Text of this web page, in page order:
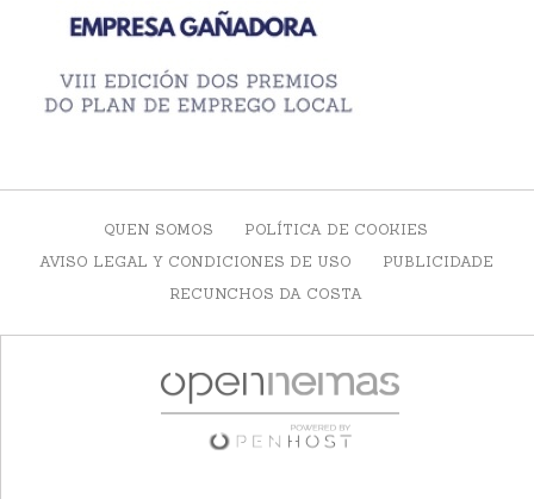
QUEN SOMOS
POLÍTICA DE COOKIES
AVISO LEGAL Y CONDICIONES DE USO
PUBLICIDADE
RECUNCHOS DA COSTA